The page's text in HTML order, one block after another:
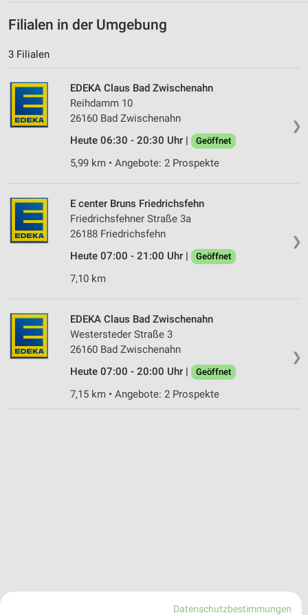
Filialen in der Umgebung
3 Filialen
❯
EDEKA Claus Bad Zwischenahn
Reihdamm 10
26160 Bad Zwischenahn
Heute 06:30 - 20:30 Uhr |
Geöffnet
5,99 km • Angebote: 2 Prospekte
❯
E center Bruns Friedrichsfehn
Friedrichsfehner Straße 3a
26188 Friedrichsfehn
Heute 07:00 - 21:00 Uhr |
Geöffnet
7,10 km
❯
EDEKA Claus Bad Zwischenahn
Westersteder Straße 3
26160 Bad Zwischenahn
Heute 07:00 - 20:00 Uhr |
Geöffnet
7,15 km • Angebote: 2 Prospekte
Datenschutzbestimmungen